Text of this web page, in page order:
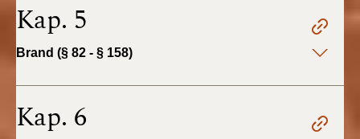
2021)
BR18 (1/7-31/12
BR18 (10/3-30/6
2020)
Kap. 5
Brand (§ 82 - § 158)
Kap. 6